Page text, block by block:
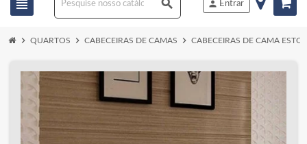
view_headline search person Entrar
chevron_right QUARTOS chevron_right CABECEIRAS DE CAMAS chevron_right CABECEIRAS DE CAMA